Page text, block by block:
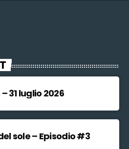
31 luglio 2026
sole – Episodio #3